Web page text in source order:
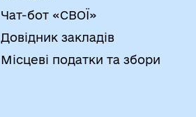
Чат-бот «СВОЇ»
Довідник закладів
Місцеві податки та збори